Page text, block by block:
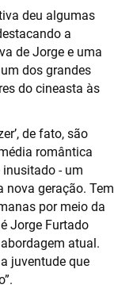
deu algumas
a
de Jorge e uma
dos grandes
do cineasta às
de fato, são
romântica
- um
nova geração. Tem
por meio da
Jorge Furtado
atual.
juventude que